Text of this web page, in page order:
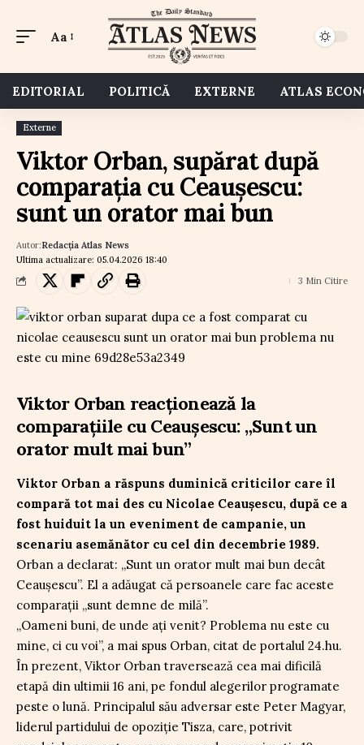
Aa
EDITORIAL POLITICĂ EXTERNE ATLAS
Externe
Viktor Orban, supărat după
comparația cu Ceaușescu:
sunt un orator mai bun
Ultima actualizare: 05.04.2026 18:40
Autor:Redacția Atlas News
3 Min Citire
Viktor Orban reacționează la
comparațiile cu Ceaușescu: „Sunt un
orator mult mai bun”
Viktor Orban a răspuns duminică criticilor care îl
compară tot mai des cu Nicolae Ceaușescu, după ce a
fost huiduit la un eveniment de campanie, un
scenariu asemănător cu cel din decembrie 1989.
Orban a declarat: „Sunt un orator mult mai bun decât
Ceaușescu”. El a adăugat că persoanele care fac aceste
comparații „sunt demne de milă”.
„Oameni buni, de unde ați venit? Problema nu este cu
mine, ci cu voi”, a mai spus Orban, citat de portalul 24.hu.
În prezent, Viktor Orban traversează cea mai dificilă
etapă din ultimii 16 ani, pe fondul alegerilor programate
peste o lună. Principalul său adversar este Peter Magyar,
liderul partidului de opoziție Tisza, care, potrivit